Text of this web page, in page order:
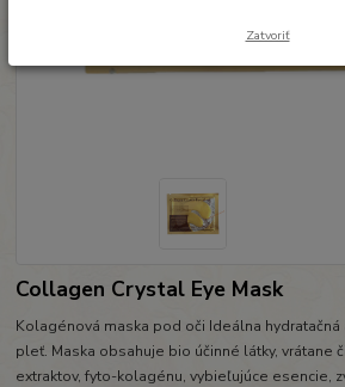
Collagen Crystal Eye Mask
Kolagénová maska pod oči Ideálna hydratačná
pleť. Maska obsahuje bio účinné látky, vrátane
extraktov, fyto-kolagénu, vybieľujúce esencie,
Zatvoriť